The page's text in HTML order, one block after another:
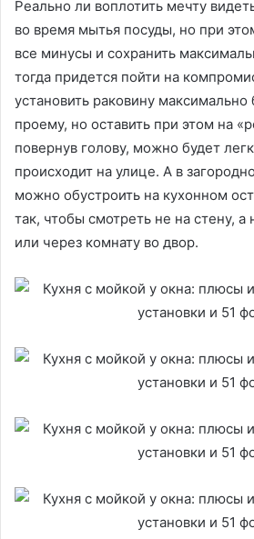
Реально ли воплотить мечту
во время мытья посуды, но при
все минусы и сохранить
тогда придется пойти на
установить раковину
проему, но оставить при этом на
повернув голову, можно будет
происходит на улице. А в
можно обустроить на кухонном
так, чтобы смотреть не на стену,
или через комнату во двор.